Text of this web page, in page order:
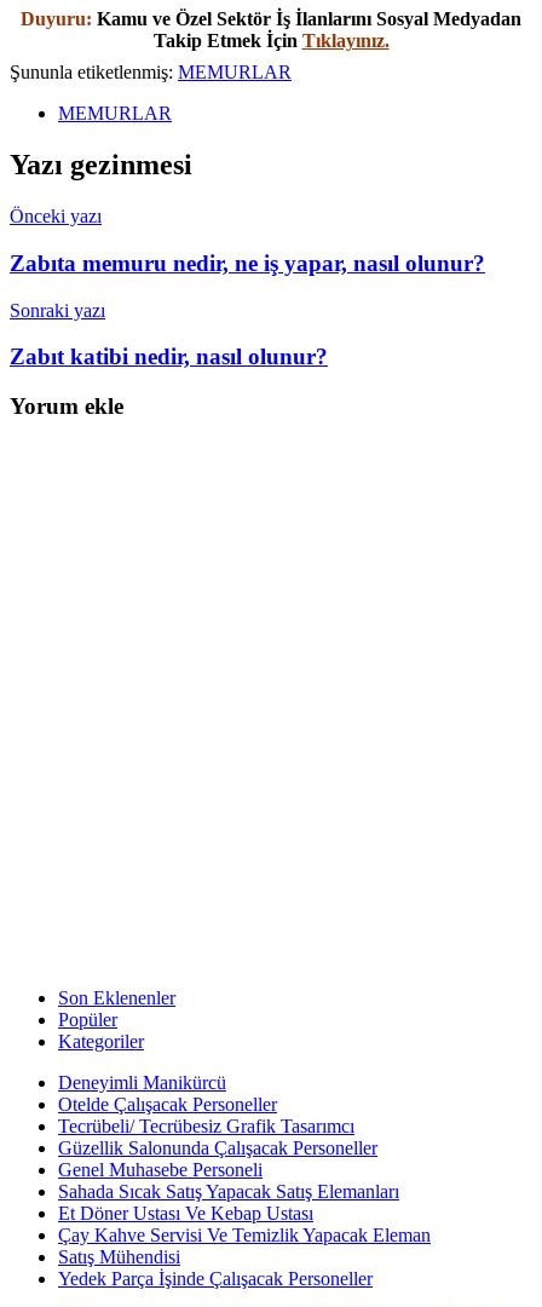
Duyuru: Kamu ve Özel Sektör İş İlanlarını Sosyal Medyadan
Takip Etmek İçin Tıklayınız.
Şununla etiketlenmiş: MEMURLAR
MEMURLAR
Yazı gezinmesi
Önceki yazı
Zabıta memuru nedir, ne iş yapar, nasıl olunur?
Sonraki yazı
Zabıt katibi nedir, nasıl olunur?
Yorum ekle
Son Eklenenler
Popüler
Kategoriler
Deneyimli Manikürcü
Otelde Çalışacak Personeller
Tecrübeli/ Tecrübesiz Grafik Tasarımcı
Güzellik Salonunda Çalışacak Personeller
Genel Muhasebe Personeli
Sahada Sıcak Satış Yapacak Satış Elemanları
Et Döner Ustası Ve Kebap Ustası
Çay Kahve Servisi Ve Temizlik Yapacak Eleman
Satış Mühendisi
Yedek Parça İşinde Çalışacak Personeller